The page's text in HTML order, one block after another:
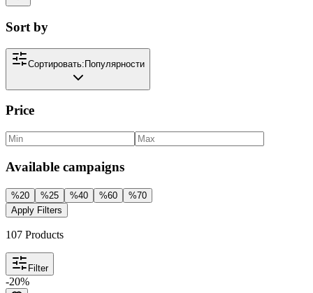
Sort by
Сортировать: Популярности
Price
Available campaigns
%20 %25 %40 %60 %70
Apply Filters
107 Products
Filter
-20%